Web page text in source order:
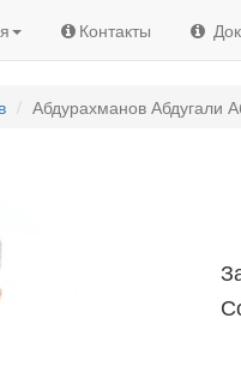
Контакты
Абдурахманов Абдугали